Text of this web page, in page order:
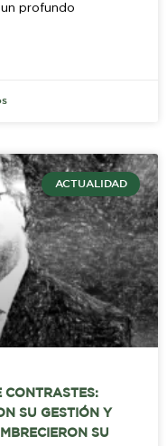
profundo
ACTUALIDAD
CONTRASTES:
SU GESTIÓN Y
SU